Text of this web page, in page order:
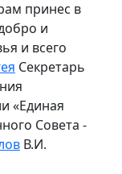
принес в
и
и всего
Секретарь
«Единая
Совета -
В.И.